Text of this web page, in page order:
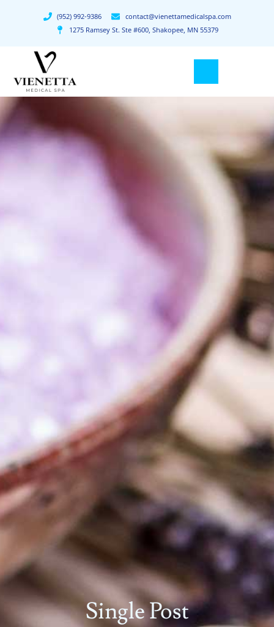
(952) 992-9386
contact@vienettamedicalspa.com
1275 Ramsey St. Ste #600, Shakopee, MN 55379
Single Post